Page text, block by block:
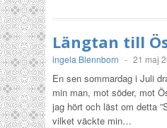
Längtan till
ingela Blennborn - 21 maj
En sen sommardag i Juli
min man, mot söder, mot
jag hört och läst om detta
vilket väckte min…